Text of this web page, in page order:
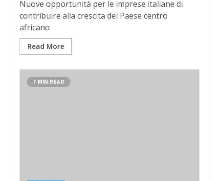
Nuove opportunità per le imprese italiane di
contribuire alla crescita del Paese centro
africano
Read More
7 MIN READ